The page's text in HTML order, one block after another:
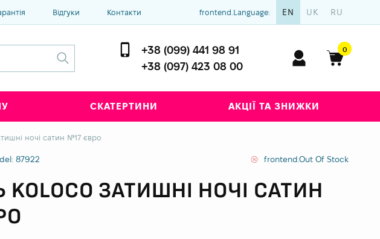
Відгуки Контакти frontend.Language: EN UK RU
+38 (099) 441 98 91
+38 (097) 423 08 00
0
СКАТЕРТИНИ АКЦІЇ ТА ЗНИЖКИ
ночі сатин №17 євро
87922 frontend.Out Of Stock
KOLOCO ЗАТИШНІ НОЧІ САТИН